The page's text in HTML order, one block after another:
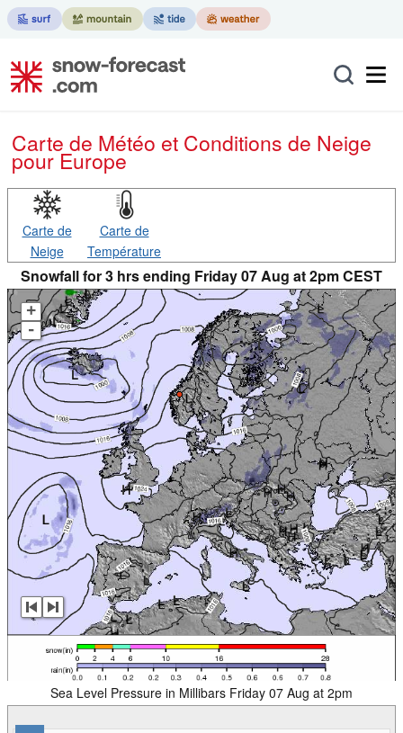
Carte de Météo et Conditions de Neige
pour Europe
Carte de
Neige
Carte de
Température
Snowfall for 3 hrs ending Friday 07 Aug at 2pm CEST
+
-
Sea Level Pressure in Millibars Friday 07 Aug at 2pm